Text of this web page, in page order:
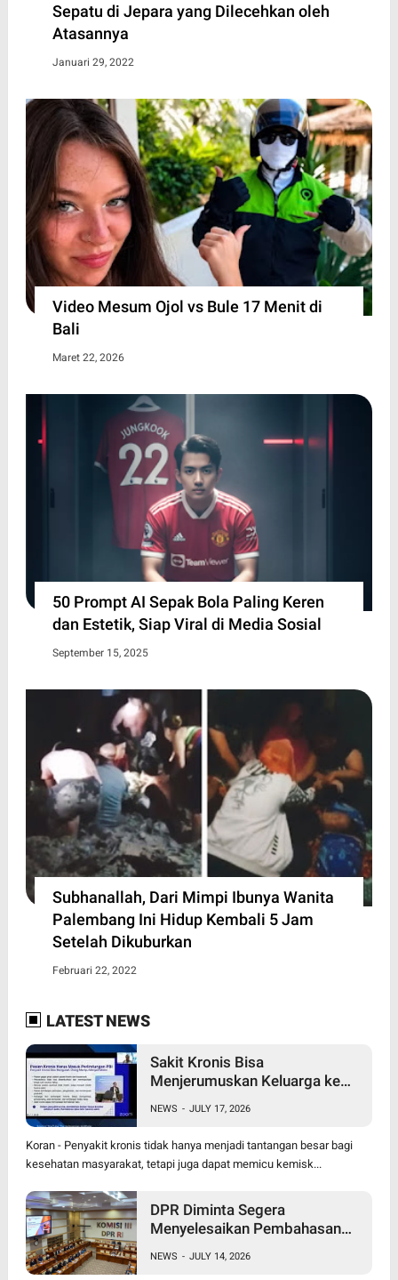
Sepatu di Jepara yang Dilecehkan oleh
Atasannya
Januari 29, 2022
Video Mesum Ojol vs Bule 17 Menit di
Bali
Maret 22, 2026
50 Prompt AI Sepak Bola Paling Keren
dan Estetik, Siap Viral di Media Sosial
September 15, 2025
Subhanallah, Dari Mimpi Ibunya Wanita
Palembang Ini Hidup Kembali 5 Jam
Setelah Dikuburkan
Februari 22, 2022
LATEST NEWS
Sakit Kronis Bisa
Menjerumuskan Keluarga ke
Perlindungan PBI BPJS
Kesehatan Jadi Kebutuhan
NEWS - JULY 17, 2026
Koran - Penyakit kronis tidak hanya menjadi tantangan besar bagi
kesehatan masyarakat, tetapi juga dapat memicu kemisk...
DPR Diminta Segera
Menyelesaikan Pembahasan
NEWS - JULY 14, 2026